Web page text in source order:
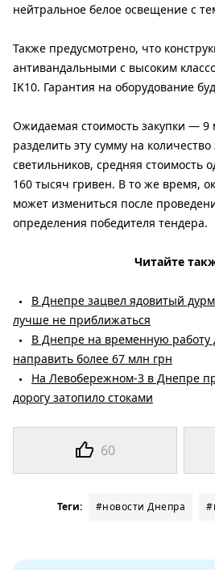
60
нейтральное белое освещение с
Также предусмотрено, что
антивандальными с высоким
IK10. Гарантия на оборудование
Ожидаемая стоимость закупки — 9
разделить эту сумму на
светильников, средняя стоимость
160 тысяч гривен. В то же время,
может измениться после
определения победителя тендера.
Читайте
В Днепре зацвел ядовитый
лучше не приближаться
В Днепре на временную работу
направить более 67 млн ​​грн
На Левобережном-3 в Днепре
дорогу затопило стоками
Теги: #новости Днепра